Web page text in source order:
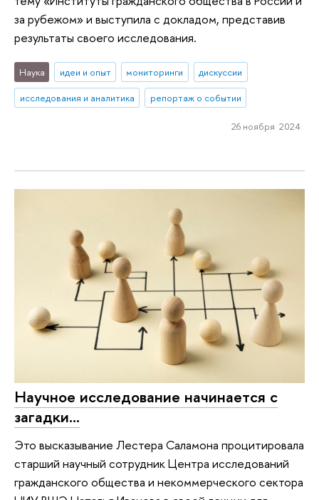
за рубежом» и выступила с докладом, представив
результаты своего исследования.
Наука идеи и опыт мониторинги
дискуссии
исследования и аналитика
репортаж о событии
26 ноября 2024
Научное исследование начинается с
загадки…
Это высказывание Лестера Саламона процитировала
старший научный сотрудник Центра исследований
гражданского общества и некоммерческого сектора